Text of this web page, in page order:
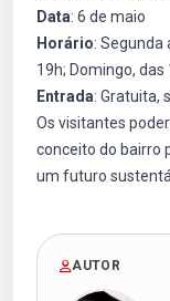
Data: 6 de maio
Horário: Segunda
19h; Domingo, das
Entrada: Gratuita,
Os visitantes
conceito do bairro
um futuro
AUTOR